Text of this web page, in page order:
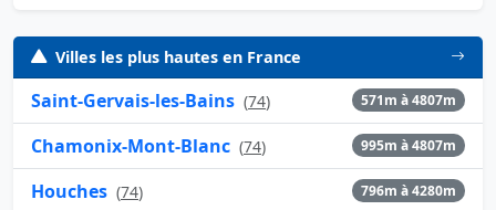
Villes les plus hautes en France
Saint-Gervais-les-Bains (74) 571m à 4807m
Chamonix-Mont-Blanc (74) 995m à 4807m
Houches (74) 796m à 4280m